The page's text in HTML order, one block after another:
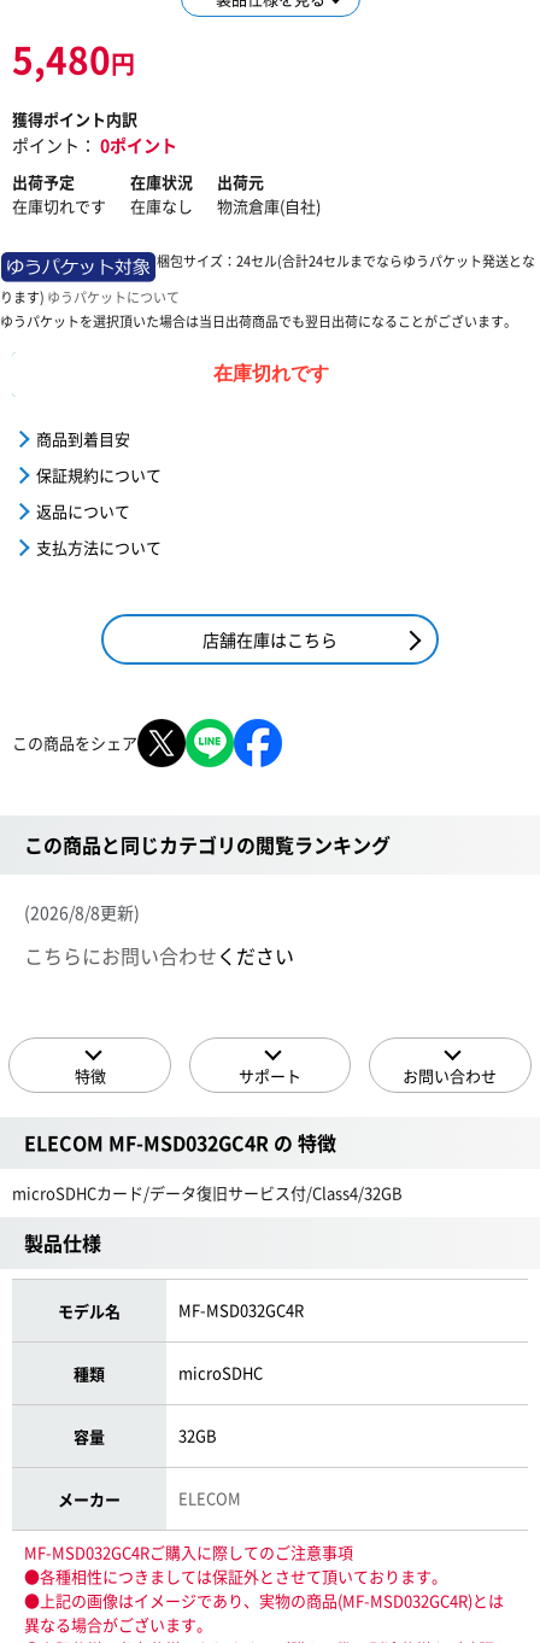
5,480円
獲得ポイント内訳
ポイント： 0ポイント
出荷予定
在庫切れです
在庫状況
在庫なし
出荷元
物流倉庫(自社)
梱包サイズ：24セル(合計24セルまでならゆうパケット発送とな
ります) ゆうパケットについて
ゆうパケットを選択頂いた場合は当日出荷商品でも翌日出荷になることがございます。
在庫切れです
商品到着目安
保証規約について
返品について
支払方法について
店舗在庫はこちら
この商品をシェア
この商品と同じカテゴリの閲覧ランキング
(2026/8/8更新)
こちらにお問い合わせください
特徴 サポート お問い合わせ
ELECOM MF-MSD032GC4R の 特徴
microSDHCカード/データ復旧サービス付/Class4/32GB
製品仕様
モデル名 MF-MSD032GC4R
種類 microSDHC
容量 32GB
メーカー ELECOM
MF-MSD032GC4Rご購入に際してのご注意事項
●各種相性につきましては保証外とさせて頂いております。
●上記の画像はイメージであり、実物の商品(MF-MSD032GC4R)とは
異なる場合がございます。